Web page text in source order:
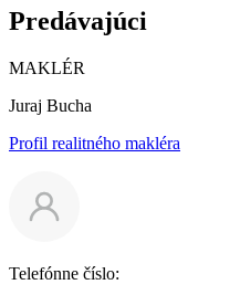
Predávajúci
MAKLÉR
Juraj Bucha
Profil realitného makléra
Telefónne číslo: